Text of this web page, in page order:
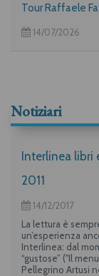
Tour Raffaele
14/07/2026
Notiziari
Interlinea libri
2011
14/12/2017
La lettura è
un’esperienza
Interlinea: dal
“gustose” ("Il
Pellegrino Artusi